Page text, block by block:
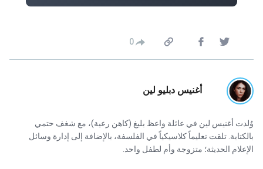
أغنيس دبليو لين
وُلدت أغنيس لين في عائلة واعظ بليغ (كاهن رعية)، مع شغف حتمي
بالكتابة. تلقت تعليماً كلاسيكياً في الفلسفة، بالإضافة إلى إدارة وسائل
الإعلام الحديثة؛ متزوجة وأم لطفل واحد.